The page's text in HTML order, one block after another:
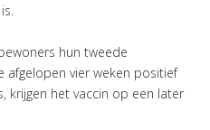
hun tweede
afgelopen vier weken positief
krijgen het vaccin op een later